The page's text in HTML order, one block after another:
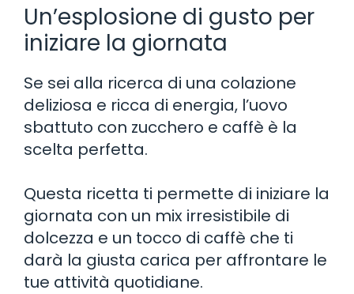
Un’esplosione di gusto per
iniziare la giornata
Se sei alla ricerca di una colazione
deliziosa e ricca di energia, l’uovo
sbattuto con zucchero e caffè è la
scelta perfetta.
Questa ricetta ti permette di iniziare la
giornata con un mix irresistibile di
dolcezza e un tocco di caffè che ti
darà la giusta carica per affrontare le
tue attività quotidiane.